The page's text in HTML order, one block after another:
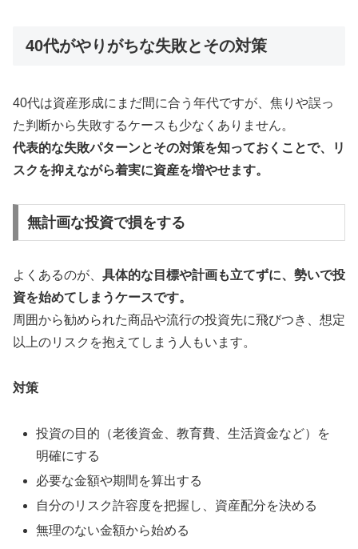
40代がやりがちな失敗とその対策
40代は資産形成にまだ間に合う年代ですが、焦りや誤っ
た判断から失敗するケースも少なくありません。
代表的な失敗パターンとその対策を知っておくことで、リ
スクを抑えながら着実に資産を増やせます。
無計画な投資で損をする
よくあるのが、 具体的な目標や計画も立てずに、勢いで投
資を始めてしまうケースです。
周囲から勧められた商品や流行の投資先に飛びつき、想定
以上のリスクを抱えてしまう人もいます。
対策
投資の目的（老後資金、教育費、生活資金など）を
明確にする
必要な金額や期間を算出する
自分のリスク許容度を把握し、資産配分を決める
無理のない金額から始める